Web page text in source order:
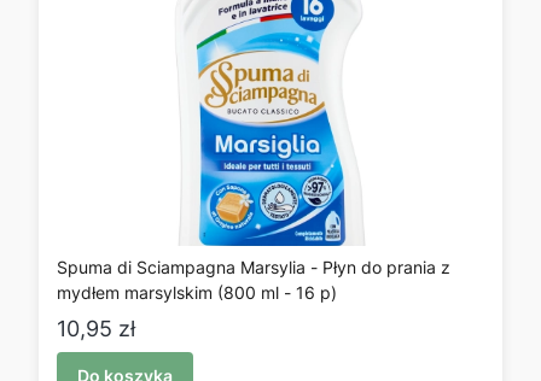
Spuma di Sciampagna Marsylia - Płyn do prania z
mydłem marsylskim (800 ml - 16 p)
Cena
10,95 zł
Do koszyka